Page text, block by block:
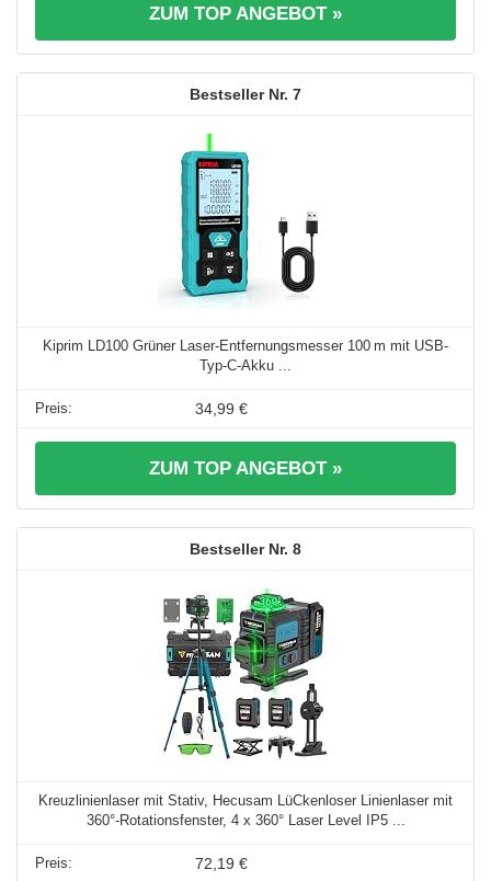
ZUM TOP ANGEBOT »
7
Kiprim LD100 Grüner Laser-Entfernungsmesser 100 m mit USB-
Typ-C-Akku ...
34,99 €
ZUM TOP ANGEBOT »
8
Kreuzlinienlaser mit Stativ, Hecusam LüCkenloser Linienlaser mit
360°-Rotationsfenster, 4 x 360° Laser Level IP5 ...
72,19 €